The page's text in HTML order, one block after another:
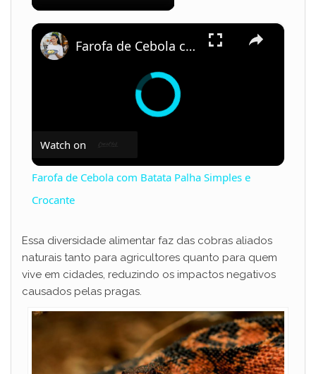
×
Farofa de Cebola com Batata Palha Simples e Crocante
Watch on
Farofa de Cebola com Batata Palha Simples e
Crocante
Essa diversidade alimentar faz das cobras aliados
naturais tanto para agricultores quanto para quem
vive em cidades, reduzindo os impactos negativos
causados pelas pragas.